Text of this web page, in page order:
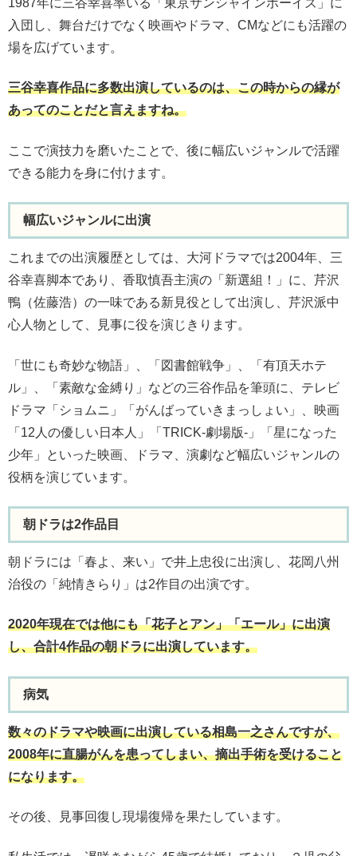
1987年に三谷幸喜率いる「東京サンシャインボーイズ」に
入団し、舞台だけでなく映画やドラマ、CMなどにも活躍の
場を広げています。
三谷幸喜作品に多数出演しているのは、この時からの縁が
あってのことだと言えますね。
ここで演技力を磨いたことで、後に幅広いジャンルで活躍
できる能力を身に付けます。
幅広いジャンルに出演
これまでの出演履歴としては、大河ドラマでは2004年、三
谷幸喜脚本であり、香取慎吾主演の「新選組！」に、芹沢
鴨（佐藤浩）の一味である新見役として出演し、芹沢派中
心人物として、見事に役を演じきります。
「世にも奇妙な物語」、「図書館戦争」、「有頂天ホテ
ル」、「素敵な金縛り」などの三谷作品を筆頭に、テレビ
ドラマ「ショムニ」「がんばっていきまっしょい」、映画
「12人の優しい日本人」「TRICK-劇場版-」「星になった
少年」といった映画、ドラマ、演劇など幅広いジャンルの
役柄を演じています。
朝ドラは2作品目
朝ドラには「春よ、来い」で井上忠役に出演し、花岡八州
治役の「純情きらり」は2作目の出演です。
2020年現在では他にも「花子とアン」「エール」に出演
し、合計4作品の朝ドラに出演しています。
病気
数々のドラマや映画に出演している相島一之さんですが、
2008年に直腸がんを患ってしまい、摘出手術を受けること
になります。
その後、見事回復し現場復帰を果たしています。